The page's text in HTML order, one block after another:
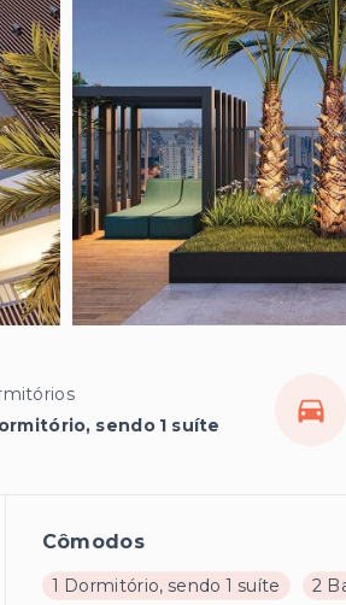
sendo 1 suíte
Cômodos
1 Dormitório, sendo 1 suíte 2